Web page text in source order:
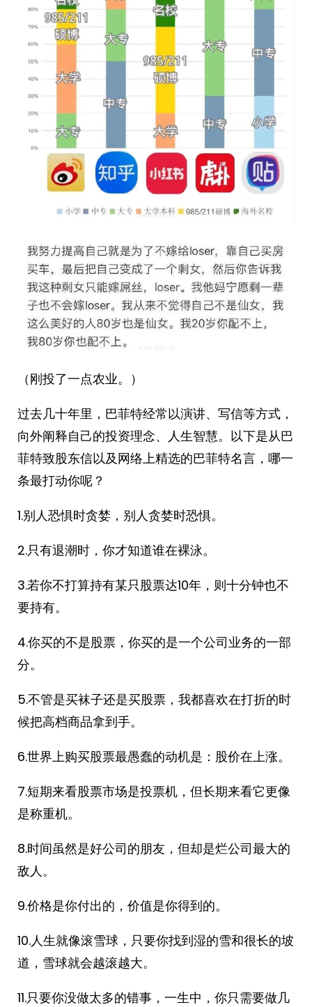
（刚投了一点农业。）
过去几十年里，巴菲特经常以演讲、写信等方式，
向外阐释自己的投资理念、人生智慧。以下是从巴
菲特致股东信以及网络上精选的巴菲特名言，哪一
条最打动你呢？
1.别人恐惧时贪婪，别人贪婪时恐惧。
2.只有退潮时，你才知道谁在裸泳。
3.若你不打算持有某只股票达10年，则十分钟也不
要持有。
4.你买的不是股票，你买的是一个公司业务的一部
分。
5.不管是买袜子还是买股票，我都喜欢在打折的时
候把高档商品拿到手。
6.世界上购买股票最愚蠢的动机是：股价在上涨。
7.短期来看股票市场是投票机，但长期来看它更像
是称重机。
8.时间虽然是好公司的朋友，但却是烂公司最大的
敌人。
9.价格是你付出的，价值是你得到的。
10.人生就像滚雪球，只要你找到湿的雪和很长的坡
道，雪球就会越滚越大。
11.只要你没做太多的错事，一生中，你只需要做几